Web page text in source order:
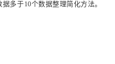
多于10个数据整理简化方法。